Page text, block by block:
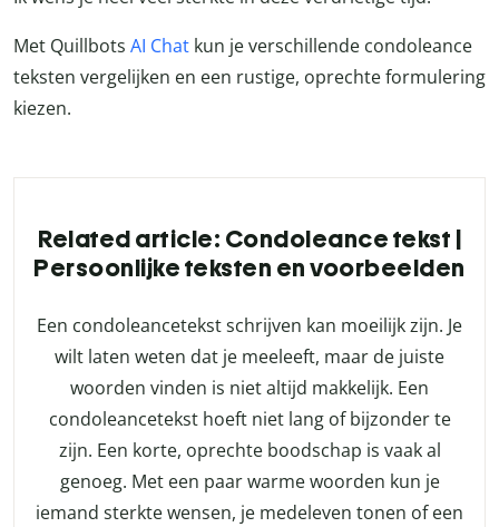
Met Quillbots AI Chat kun je verschillende condoleance
teksten vergelijken en een rustige, oprechte formulering
kiezen.
Related article: Condoleance tekst |
Persoonlijke teksten en voorbeelden
Een condoleancetekst schrijven kan moeilijk zijn. Je
wilt laten weten dat je meeleeft, maar de juiste
woorden vinden is niet altijd makkelijk. Een
condoleancetekst hoeft niet lang of bijzonder te
zijn. Een korte, oprechte boodschap is vaak al
genoeg. Met een paar warme woorden kun je
iemand sterkte wensen, je medeleven tonen of een